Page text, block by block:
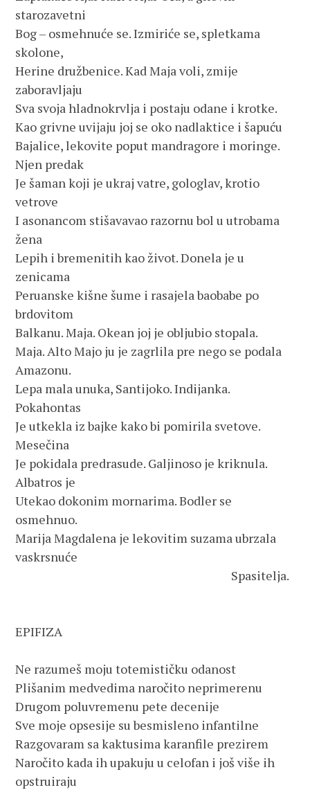
starozavetni
Bog – osmehnuće se. Izmiriće se, spletkama
skolone,
Herine družbenice. Kad Maja voli, zmije
zaboravljaju
Sva svoja hladnokrvlja i postaju odane i krotke.
Kao grivne uvijaju joj se oko nadlaktice i šapuću
Bajalice, lekovite poput mandragore i moringe.
Njen predak
Je šaman koji je ukraj vatre, gologlav, krotio
vetrove
I asonancom stišavavao razornu bol u utrobama
žena
Lepih i bremenitih kao život. Donela je u
zenicama
Peruanske kišne šume i rasajela baobabe po
brdovitom
Balkanu. Maja. Okean joj je obljubio stopala.
Maja. Alto Majo ju je zagrlila pre nego se podala
Amazonu.
Lepa mala unuka, Santijoko. Indijanka.
Pokahontas
Je utkekla iz bajke kako bi pomirila svetove.
Mesečina
Je pokidala predrasude. Galjinoso je kriknula.
Albatros je
Utekao dokonim mornarima. Bodler se
osmehnuo.
Marija Magdalena je lekovitim suzama ubrzala
vaskrsnuće
                                                                              Spasitelja.
EPIFIZA
Ne razumeš moju totemističku odanost
Plišanim medvedima naročito neprimerenu
Drugom poluvremenu pete decenije
Sve moje opsesije su besmisleno infantilne
Razgovaram sa kaktusima karanfile prezirem
Naročito kada ih upakuju u celofan i još više ih
opstruiraju